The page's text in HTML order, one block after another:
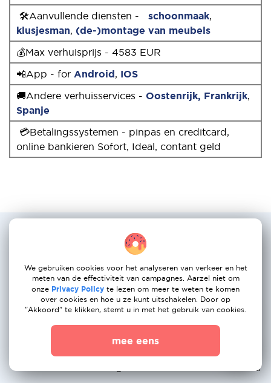
🛠Aanvullende diensten -
schoonmaak,
klusjesman, (de-)montage van meubels
💰Max verhuisprijs - 4583 EUR
📲App - for Android, IOS
🚚Andere verhuisservices - Oostenrijk, Frankrijk,
Spanje
💳Betalingssystemen - pinpas en creditcard,
online bankieren Sofort, Ideal, contant geld
Populairste verhuisservice routes:
Nederland naar Portugal
Amsterdam →
Madrid
Rotterdam →
Barcelona
Den Haag →
Valencia
Utrecht → Seville
Eindhoven →
Groningen →
Alicante
Breda → Bilbao
Apeldoorn →
Palma de Mallorca
We gebruiken cookies voor het analyseren van verkeer en het
meten van de effectiviteit van campagnes. Aarzel niet om
onze Privacy Policy te lezen om meer te weten te komen
over cookies en hoe u ze kunt uitschakelen. Door op
"Akkoord" te klikken, stemt u in met het gebruik van cookies.
mee eens